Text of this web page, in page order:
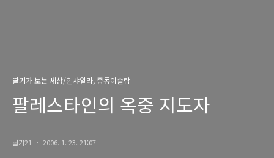
딸기가 보는 세상/인샤알라, 중동이슬람
팔레스타인의 옥중 지도자
딸기21 2006. 1. 23. 21:07